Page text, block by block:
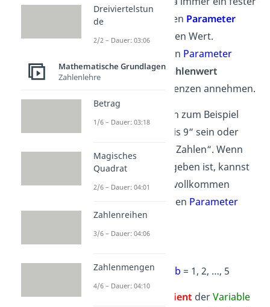
Zahlenwert ist, haben Parameter
keinen fest gewählten Wert.
Stattdessen kann ein Parameter
einenbeliebigen Zahlenwert
innerhalb seiner Grenzen annehmen.
Die Grenzen können zum Beispiel
„alle Zahlen von 1 bis 9“ sein oder
auch „alle positiven Zahlen“. Wenn
keine Grenze
angegeben ist, kannst
du tatsächlich eine vollkommen
für den Parameter
wählen.
3x+b, wobei b = 1, 2, …, 5
Koeffizient derVariable
Dreiviertelstun
de
2/2 – Dauer: 03:06
Mathematische Grundlagen
Zahlenlehre
Betrag
1/6 – Dauer: 03:18
Magisches
Quadrat
2/6 – Dauer: 04:01
Zahlenreihen
3/6 – Dauer: 04:06
Zahlenmengen
4/6 – Dauer: 04:10